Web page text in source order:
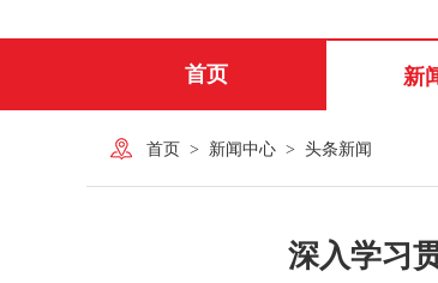
首页 新
首页 > 新闻中心 > 头条新闻
深入学习